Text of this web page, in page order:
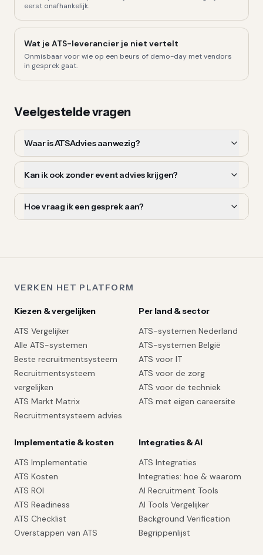
eerst onafhankelijk.
Wat je ATS-leverancier je niet vertelt
Onmisbaar voor wie op een beurs of demo-day met vendors
in gesprek gaat.
Veelgestelde vragen
Waar is ATSAdvies aanwezig?
Kan ik ook zonder event advies krijgen?
Hoe vraag ik een gesprek aan?
VERKEN HET PLATFORM
Kiezen & vergelijken
ATS Vergelijker
Alle ATS-systemen
Beste recruitmentsysteem
Recruitmentsysteem
vergelijken
ATS Markt Matrix
Recruitmentsysteem advies
Per land & sector
ATS-systemen Nederland
ATS-systemen België
ATS voor IT
ATS voor de zorg
ATS voor de techniek
ATS met eigen careersite
Implementatie & kosten
ATS Implementatie
ATS Kosten
ATS ROI
ATS Readiness
ATS Checklist
Overstappen van ATS
Integraties & AI
ATS Integraties
Integraties: hoe & waarom
AI Recruitment Tools
AI Tools Vergelijker
Background Verification
Begrippenlijst